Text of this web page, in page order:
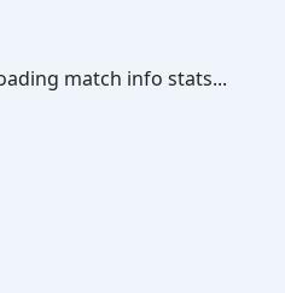
match info stats...